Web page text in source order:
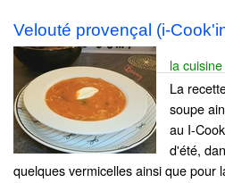
Velouté provençal (i-
la
La
soupe
au I-
d'été,
quelques vermicelles ainsi que pour